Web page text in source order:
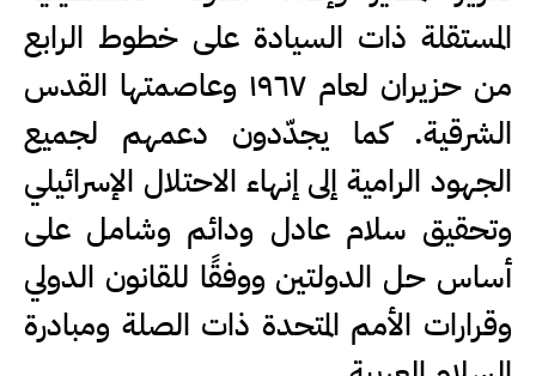
المستقلة ذات السيادة على خطوط الرابع
من حزيران لعام ١٩٦٧ وعاصمتها القدس
الشرقية. كما يجدّدون دعمهم لجميع
الجهود الرامية إلى إنهاء الاحتلال الإسرائيلي
وتحقيق سلام عادل ودائم وشامل على
أساس حل الدولتين ووفقًا للقانون الدولي
وقرارات الأمم المتحدة ذات الصلة ومبادرة